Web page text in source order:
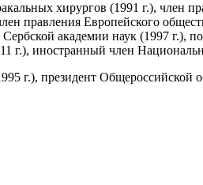
хирургов (1991 г.), член
правления Европейского
академии наук (1997 г.),
иностранный член
г.), президент Общероссийской